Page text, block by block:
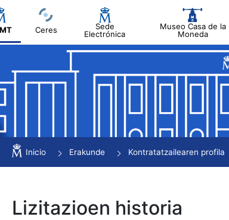
Ceres
Sede
Electrónica
Museo Casa de la
Moneda
Erakutsi/Ezkutatu
Erakutsi/Ezkutatu
Inicio Erakunde Kontratatzailearen profila
Lizitazioen historia